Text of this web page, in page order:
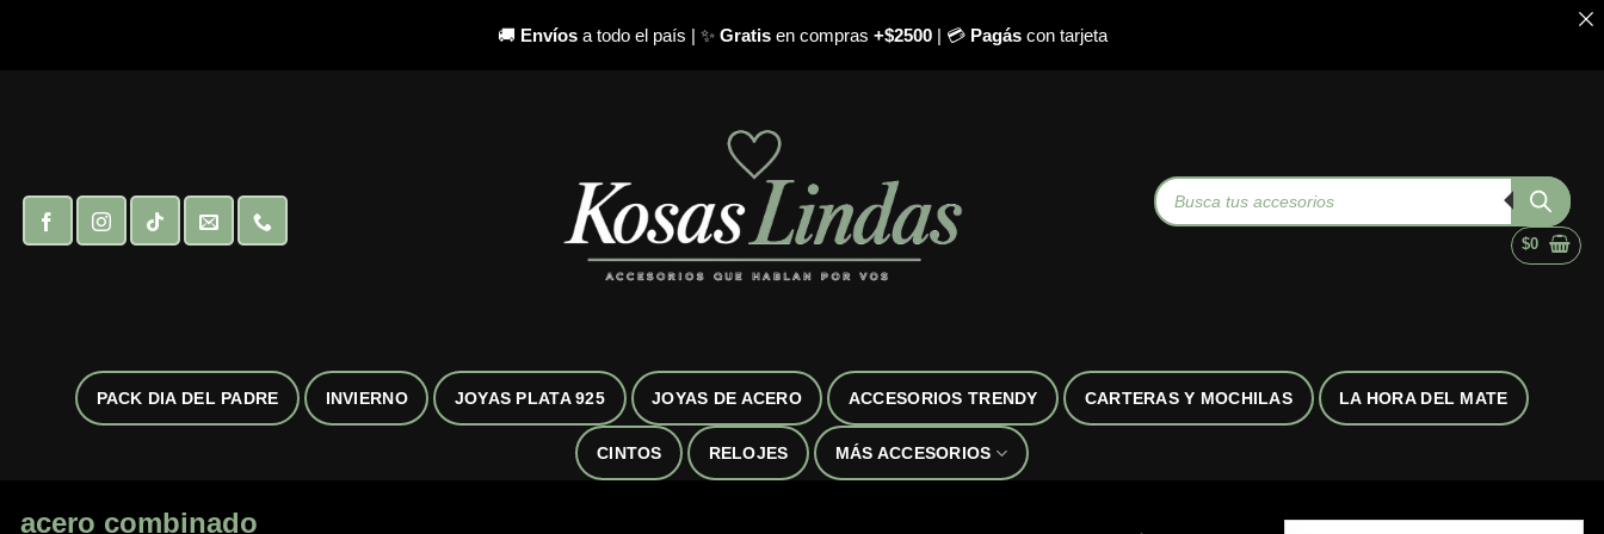
🚚 Envíosa todo el país | ✨ Gratisen compras +$2500| 💳 Pagáscon tarjeta
Búsqueda
de
productos
$0
PACK DIA DEL PADRE INVIERNO JOYAS PLATA 925 JOYAS DE ACERO ACCESORIOS TRENDY CARTERAS Y MOCHILAS LA HORA DEL MATE
CINTOS RELOJES MÁS ACCESORIOS
acero combinado